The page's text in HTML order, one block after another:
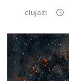
clujazi